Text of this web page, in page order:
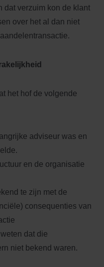
dat verzuim kon de klant
over het al dan niet
het hof de volgende
adviseur was en
en de organisatie
te zijn met de
consequenties van
dat die
niet bekend waren.